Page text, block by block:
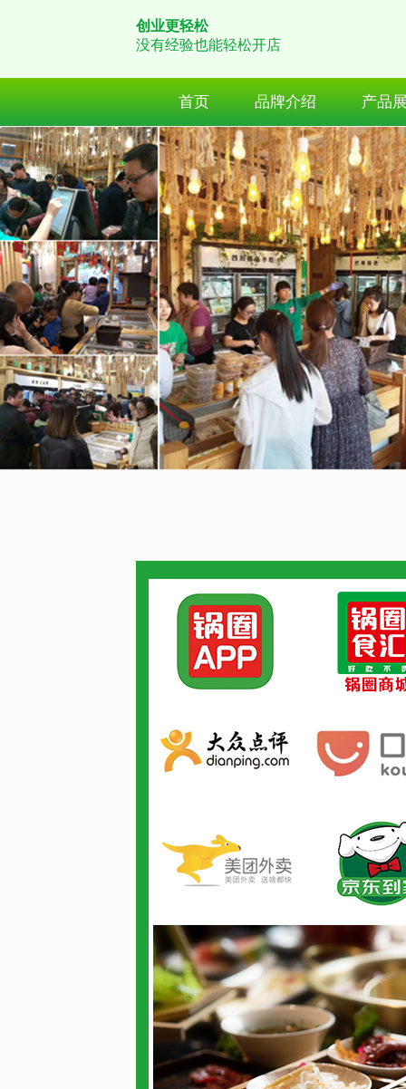
创业更轻松
没有经验也能轻松开店
首页 品牌介绍 产品